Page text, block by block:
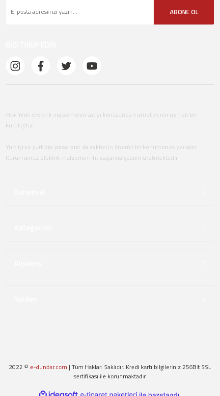
ABONE OL
40+ Yıldır elektrik malzemeleri satışı konusunda hizmet veren uzman bir
kuruluştur.
Yurt içi ve yurt dışı pazarların da sektörün önemli bir konumunda yer alan
Kurumumuz elektrik malzemeri ihtiyaçlarına çözüm üretmektedir.
2022 © e-dundar.com | Tüm Hakları Saklıdır. Kredi kartı bilgileriniz 256Bit SSL
sertifikası ile korunmaktadır.
ideasoft